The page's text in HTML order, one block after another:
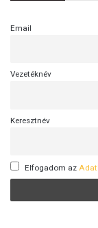
Email
Vezetéknév
Keresztnév
Elfogadom az